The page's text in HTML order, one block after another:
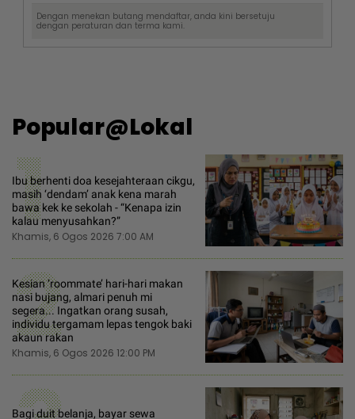
Dengan menekan butang mendaftar, anda kini bersetuju
dengan peraturan dan terma kami.
Popular@Lokal
1
Ibu berhenti doa kesejahteraan cikgu,
masih ‘dendam’ anak kena marah
bawa kek ke sekolah - “Kenapa izin
kalau menyusahkan?”
Khamis, 6 Ogos 2026 7:00 AM
2
Kesian ‘roommate’ hari-hari makan
nasi bujang, almari penuh mi
segera... Ingatkan orang susah,
individu tergamam lepas tengok baki
akaun rakan
Khamis, 6 Ogos 2026 12:00 PM
Bagi duit belanja, bayar sewa